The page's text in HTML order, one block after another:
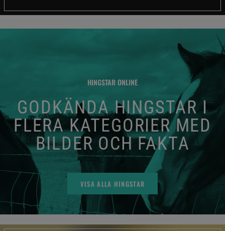
HINGSTAR ONLINE
GODKÄNDA HINGSTAR I
FLERA KATEGORIER MED
BILDER OCH FAKTA
VISA ALLA HINGSTAR